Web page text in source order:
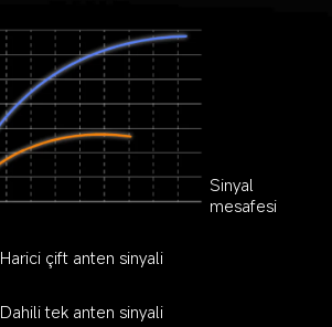
Sinyal
mesafesi
Harici çift anten sinyali
Dahili tek anten sinyali